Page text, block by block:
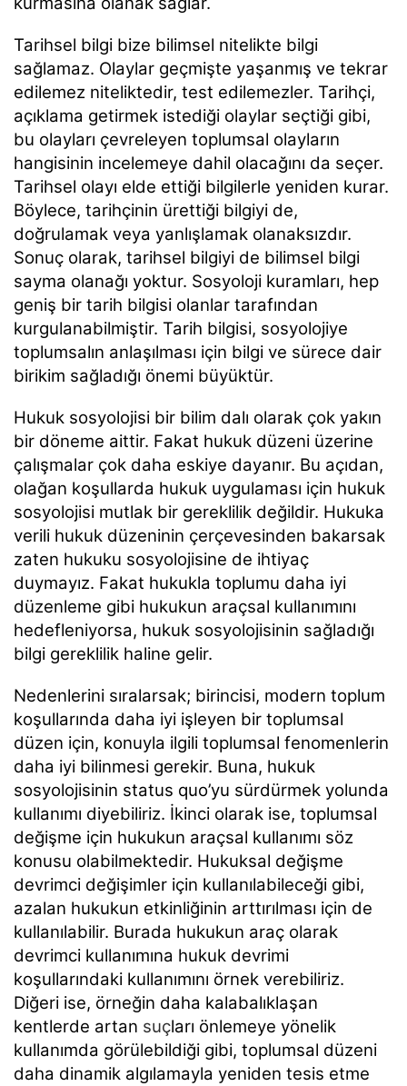
Tarihsel bilgi bize bilimsel nitelikte bilgi
sağlamaz. Olaylar geçmişte yaşanmış ve tekrar
edilemez niteliktedir, test edilemezler. Tarihçi,
açıklama getirmek istediği olaylar seçtiği gibi,
bu olayları çevreleyen toplumsal olayların
hangisinin incelemeye dahil olacağını da seçer.
Tarihsel olayı elde ettiği bilgilerle yeniden kurar.
Böylece, tarihçinin ürettiği bilgiyi de,
doğrulamak veya yanlışlamak olanaksızdır.
Sonuç olarak, tarihsel bilgiyi de bilimsel bilgi
sayma olanağı yoktur. Sosyoloji kuramları, hep
geniş bir tarih bilgisi olanlar tarafından
kurgulanabilmiştir. Tarih bilgisi, sosyolojiye
toplumsalın anlaşılması için bilgi ve sürece dair
birikim sağladığı önemi büyüktür.
Hukuk sosyolojisi bir bilim dalı olarak çok yakın
bir döneme aittir. Fakat hukuk düzeni üzerine
çalışmalar çok daha eskiye dayanır. Bu açıdan,
olağan koşullarda hukuk uygulaması için hukuk
sosyolojisi mutlak bir gereklilik değildir. Hukuka
verili hukuk düzeninin çerçevesinden bakarsak
zaten hukuku sosyolojisine de ihtiyaç
duymayız. Fakat hukukla toplumu daha iyi
düzenleme gibi hukukun araçsal kullanımını
hedefleniyorsa, hukuk sosyolojisinin sağladığı
bilgi gereklilik haline gelir.
Nedenlerini sıralarsak; birincisi, modern toplum
koşullarında daha iyi işleyen bir toplumsal
düzen için, konuyla ilgili toplumsal fenomenlerin
daha iyi bilinmesi gerekir. Buna, hukuk
sosyolojisinin status quo’yu sürdürmek yolunda
kullanımı diyebiliriz. İkinci olarak ise, toplumsal
değişme için hukukun araçsal kullanımı söz
konusu olabilmektedir. Hukuksal değişme
devrimci değişimler için kullanılabileceği gibi,
azalan hukukun etkinliğinin arttırılması için de
kullanılabilir. Burada hukukun araç olarak
devrimci kullanımına hukuk devrimi
koşullarındaki kullanımını örnek verebiliriz.
Diğeri ise, örneğin daha kalabalıklaşan
kentlerde artan suçları önlemeye yönelik
kullanımda görülebildiği gibi, toplumsal düzeni
daha dinamik algılamayla yeniden tesis etme